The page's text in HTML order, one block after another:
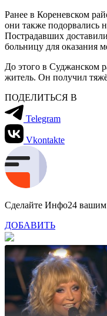
Ранее в Кореневском
они также подорвались
Пострадавших
больницу для оказания
До этого в Суджанском
житель. Он получил
ПОДЕЛИТЬСЯ В
Telegram
Vkontakte
Сделайте Инфо24
ДОБАВИТЬ